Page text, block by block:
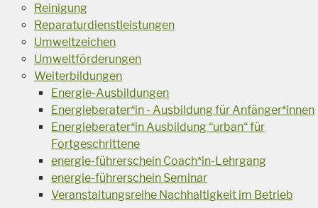
Reinigung
Reparaturdienstleistungen
Umweltzeichen
Umweltförderungen
Weiterbildungen
Energie-Ausbildungen
Energieberater*in - Ausbildung für Anfänger*innen
Energieberater*in Ausbildung “urban“ für
Fortgeschrittene
energie-führerschein Coach*in-Lehrgang
energie-führerschein Seminar
Veranstaltungsreihe Nachhaltigkeit im Betrieb